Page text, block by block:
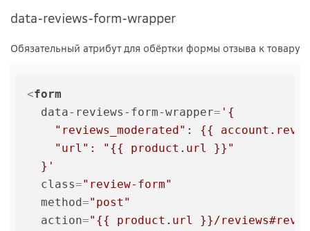
data-reviews-form-wrapper
Обязательный атрибут для обёртки формы отзыва к товару
<form
data-reviews-form-wrapper= '{
"reviews_moderated": {{
    "url": "{{ product.url }}"
  }'
class="review-form"
method="post"
action="{{ product.url }}/